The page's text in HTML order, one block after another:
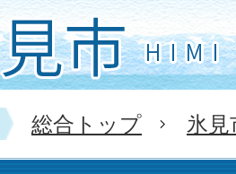
総合トップ 氷